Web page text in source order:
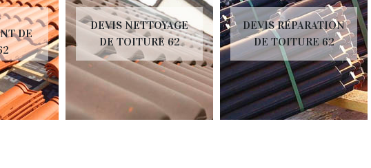
DE
DEVIS NETTOYAGE
DE TOITURE 62
DEVIS RÉPARATION
DE TOITURE 62